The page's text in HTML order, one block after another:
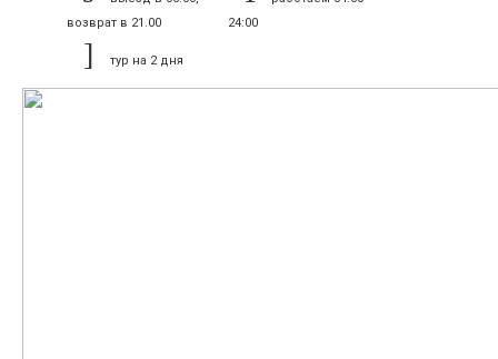
возврат в 21.00
24:00
тур на 2 дня